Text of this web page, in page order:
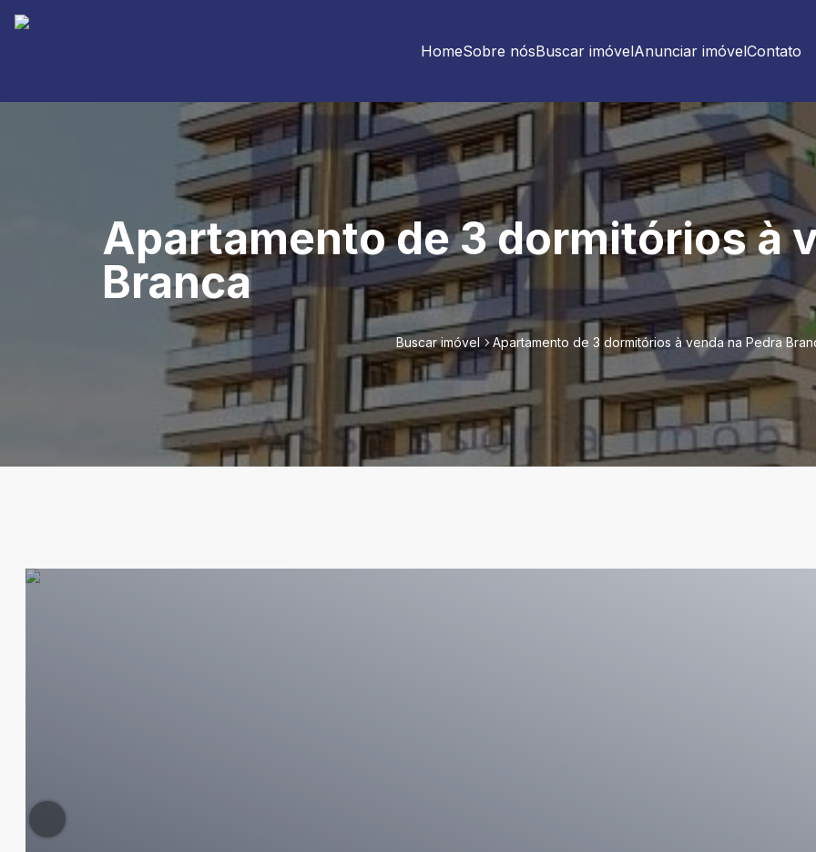
HomeSobre nósBuscar imóvelAnunciar imóvelContato
Apartamento de 3 dormitórios à
Branca
Buscar imóvel Apartamento de 3 dormitórios à venda na Pedra